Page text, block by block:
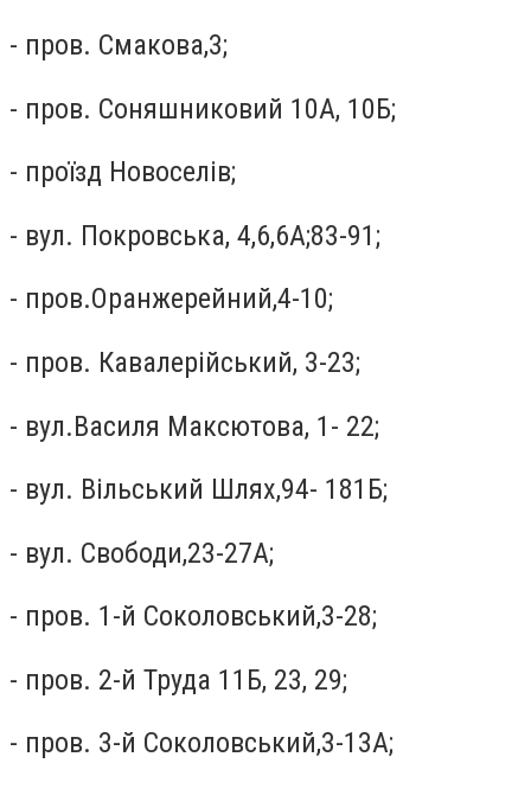
- пров. Смакова,3;
- пров. Соняшниковий 10А, 10Б;
- проїзд Новоселів;
- вул. Покровська, 4,6,6А;83-91;
- пров.Оранжерейний,4-10;
- пров. Кавалерійський, 3-23;
- вул.Василя Максютова, 1- 22;
- вул. Вільський Шлях,94- 181Б;
- вул. Свободи,23-27А;
- пров. 1-й Соколовський,3-28;
- пров. 2-й Труда 11Б, 23, 29;
- пров. 3-й Соколовський,3-13А;